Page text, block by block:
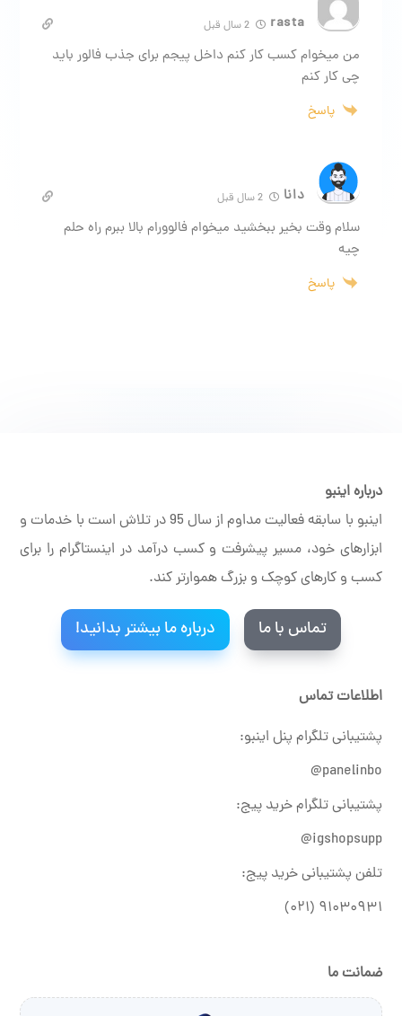
rasta
من میخوام کسب کار کنم داخل پیجم برای جذب فالور باید
چی کار کنم
پاسخ
دانا 2 سال قبل
سلام وقت بخیر ببخشید میخوام فالوورام بالا ببرم راه حلم
چیه
پاسخ
درباره اینبو
اینبو با سابقه فعالیت مداوم از سال 95 در تلاش است با خدمات و
ابزارهای خود، مسیر پیشرفت و کسب درآمد در اینستاگرام را برای
کسب و کارهای کوچک و بزرگ هموارتر کند.
تماس با ما درباره ما بیشتر بدانید!
اطلاعات تماس
پشتیبانی تلگرام پنل اینبو:
panelinbo@
پشتیبانی تلگرام خرید پیج:
igshopsupp@
تلفن پشتیبانی خرید پیج:
۹۱۰۳۰۹۳۱ (۰۲۱)
ضمانت ما